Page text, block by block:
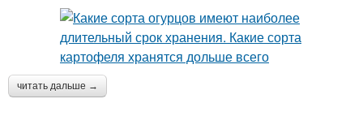
читать дальше →